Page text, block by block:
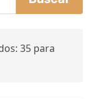
35 para